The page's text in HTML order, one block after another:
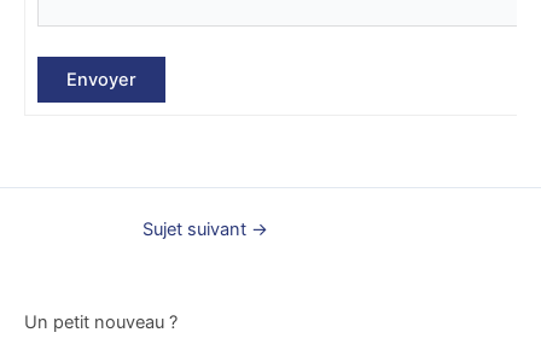
Envoyer
Sujet suivant →
Un petit nouveau ?